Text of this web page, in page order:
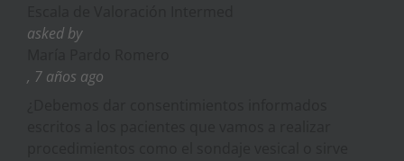
asked by
, 7 años ago